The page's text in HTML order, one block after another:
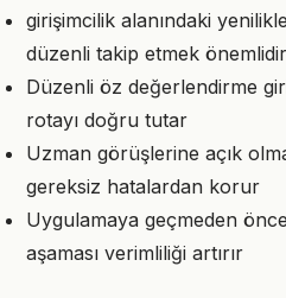
girişimcilik alanındaki
düzenli takip etmek önemlidir
Düzenli öz değerlendirme
rotayı doğru tutar
Uzman görüşlerine açık
gereksiz hatalardan korur
Uygulamaya geçmeden
aşaması verimliliği artırır